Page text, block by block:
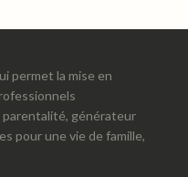
permet la mise en
générateur
pour une vie de famille,